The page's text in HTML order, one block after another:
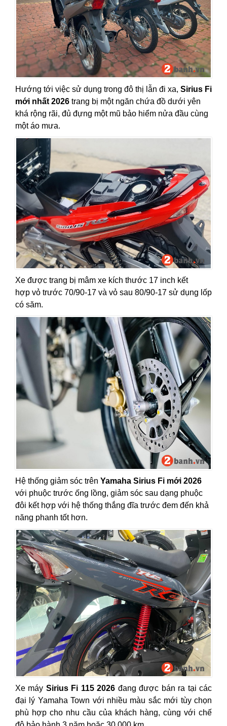
Hướng tới việc sử dụng trong đô thị lẫn đi xa, Sirius Fi
mới nhất 2026 trang bị một ngăn chứa đồ dưới yên
khá rộng rãi, đủ đựng một mũ bảo hiểm nửa đầu cùng
một áo mưa.
Xe được trang bị mâm xe kích thước 17 inch kết
hợp vỏ trước 70/90-17 và vỏ sau 80/90-17 sử dụng lốp
có săm.
Hệ thống giảm sóc trên Yamaha Sirius Fi mới 2026
với phuộc trước ống lồng, giảm sóc sau dạng phuộc
đôi kết hợp với hệ thống thắng đĩa trước đem đến khả
năng phanh tốt hơn.
Xe máy Sirius Fi 115 2026 đang được bán ra tại các
đại lý Yamaha Town với nhiều màu sắc mới tùy chọn
phù hợp cho nhu cầu của khách hàng, cùng với chế